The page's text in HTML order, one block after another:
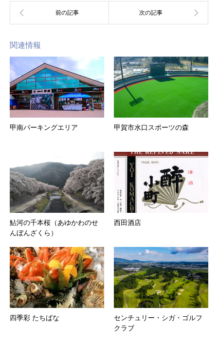
関連情報
甲南パーキングエリア 甲賀市水口スポーツの森
鮎河の千本桜（あゆかわのせ
んぼんざくら）
西田酒店
四季彩 たちばな
センチュリー・シガ・ゴルフ
クラブ